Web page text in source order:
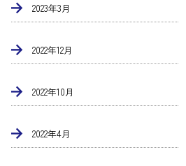
2023年3月
2022年12月
2022年10月
2022年4月